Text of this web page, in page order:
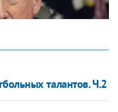
талантов. Ч.2